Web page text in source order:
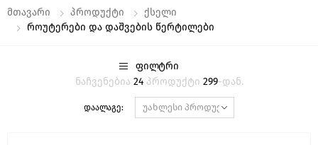
Მთავარი Პროდუქტი
Ქსელი
Როუტერები Და Დაშვების Წერტილები
ᲤᲘᲚᲢᲠᲘ
ნაჩვენებია 24პროდუქტი 299-დან.
დაალაგე: